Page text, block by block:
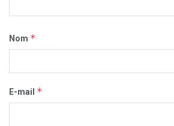
Nom *
E-mail *